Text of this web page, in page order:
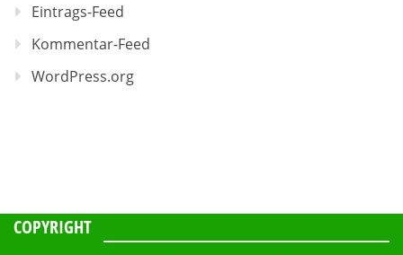
Eintrags-Feed
Kommentar-Feed
WordPress.org
COPYRIGHT